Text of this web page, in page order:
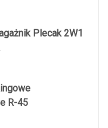
Plecak 2W1
R-45